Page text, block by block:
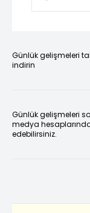
Günlük gelişmeleri
indirin
Günlük gelişmeleri
medya
edebilirsiniz.